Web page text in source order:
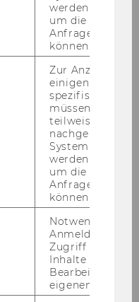
in Wien
der Fe­ma­le Lea­der­
Mit­ar­bei­te­
und konn­te viele
Gen­der Equa­li­ty
werden.
um die Antwort
Anfrage
können.
Zur Anzeige von
einigen WU-
spezifischen
müssen
teilweise von
nachgelagerten
System
werden.
um die Antwort
Anfrage
können.
Notwendig für
Anmeldung und
Zugriff auf
Inhalte oder zur
Bearbeitung des
eigenen Profils.